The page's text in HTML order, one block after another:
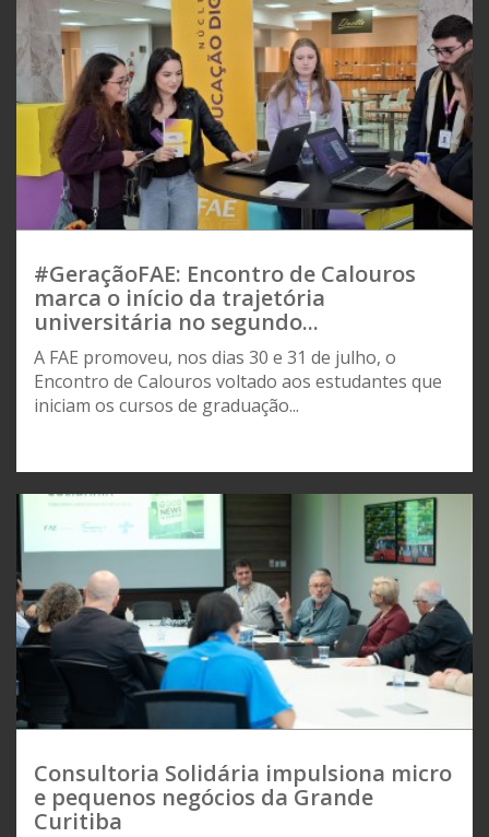
#GeraçãoFAE: Encontro de Calouros
marca o início da trajetória
universitária no segundo...
A FAE promoveu, nos dias 30 e 31 de julho, o
Encontro de Calouros voltado aos estudantes que
iniciam os cursos de graduação...
Consultoria Solidária impulsiona micro
e pequenos negócios da Grande
Curitiba